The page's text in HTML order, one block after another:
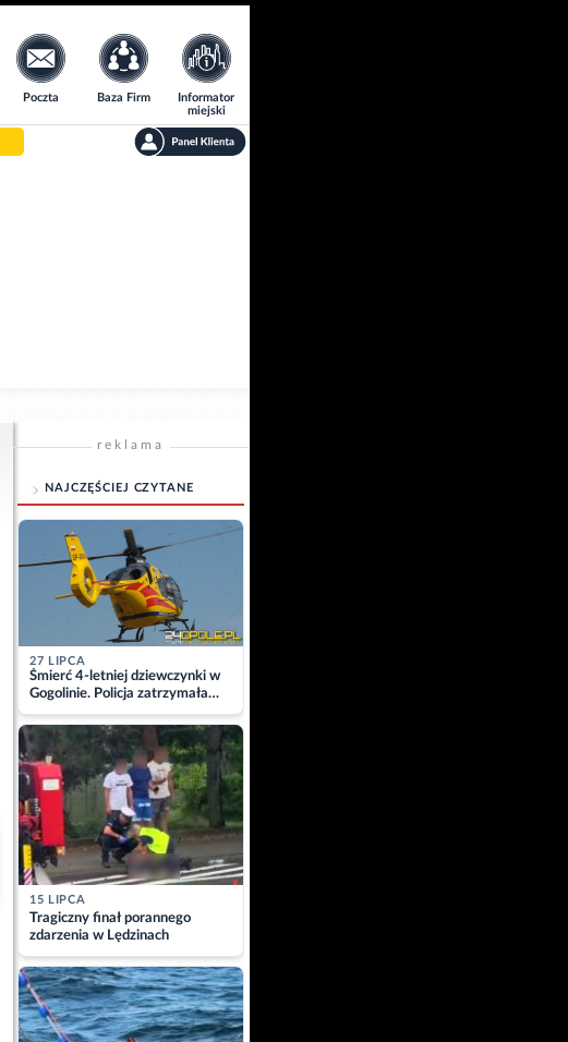
Poczta Baza Firm
Informator
miejski
reklama
NAJCZĘŚCIEJ CZYTANE
27 LIPCA
Śmierć 4-letniej dziewczynki w
Gogolinie. Policja zatrzymała
matkę
15 LIPCA
Tragiczny finał porannego
zdarzenia w Lędzinach